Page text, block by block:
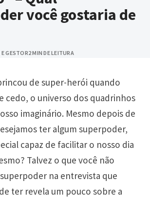
você gostaria de
GESTOR2 MIN DE LEITURA
de super-herói quando
cedo, o universo dos quadrinhos
imaginário. Mesmo depois de
ter algum superpoder,
capaz de facilitar o nosso dia
Talvez o que você não
na entrevista que
ter revela um pouco sobre a